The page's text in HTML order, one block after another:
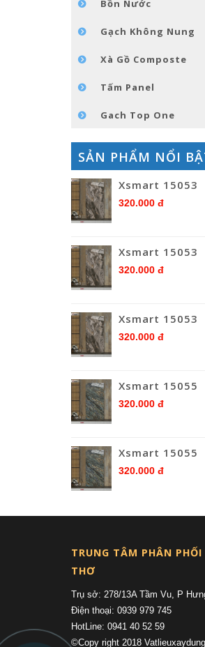
Bồn Nước
Gạch Không Nung
Xà Gồ Composte
Tấm Panel
Gach Top One
SẢN PHẨM NỔI
Xsmart 15053
320.000 đ
Xsmart 15053
320.000 đ
Xsmart 15053
320.000 đ
Xsmart 15055
320.000 đ
Xsmart 15055
320.000 đ
TRUNG TÂM PHÂN
THƠ
Trụ sở: 278/13A Tầm Vu, P
Điện thoại: 0939 979 745
HotLine: 0941 40 52 59
©Copy right 2018